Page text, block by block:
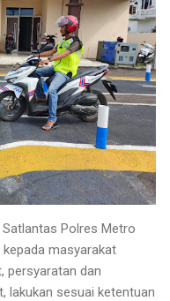
Polres Metro
masyarakat
persyaratan dan
lakukan sesuai ketentuan